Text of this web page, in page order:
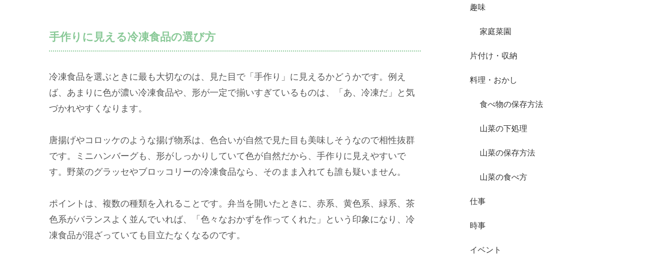
手作りに見える冷凍食品の選び方
冷凍食品を選ぶときに最も大切なのは、見た目で「手作り」に見えるかどうかです。例え
ば、あまりに色が濃い冷凍食品や、形が一定で揃いすぎているものは、「あ、冷凍だ」と気
づかれやすくなります。
唐揚げやコロッケのような揚げ物系は、色合いが自然で見た目も美味しそうなので相性抜群
です。ミニハンバーグも、形がしっかりしていて色が自然だから、手作りに見えやすいで
す。野菜のグラッセやブロッコリーの冷凍食品なら、そのまま入れても誰も疑いません。
ポイントは、複数の種類を入れることです。弁当を開いたときに、赤系、黄色系、緑系、茶
色系がバランスよく並んでいれば、「色々なおかずを作ってくれた」という印象になり、冷
凍食品が混ざっていても目立たなくなるのです。
趣味
家庭菜園
片付け・収納
料理・おかし
食べ物の保存方法
山菜の下処理
山菜の保存方法
山菜の食べ方
仕事
時事
イベント